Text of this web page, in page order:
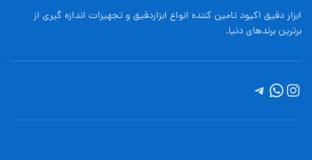
ابزار دقیق اکیود تامین کننده انواع ابزاردقيق و تجهيزات اندازه گیری از
برترین برندهای دنیا.